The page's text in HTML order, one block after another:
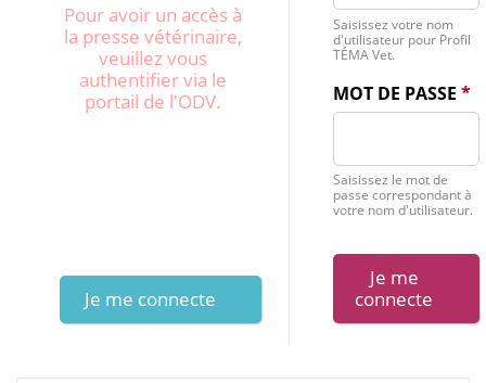
Pour avoir un accès à
la presse vétérinaire,
veuillez vous
authentifier via le
portail de l'ODV.
Je me connecte
Saisissez votre nom
d'utilisateur pour Profil
TÉMA Vet.
MOT DE PASSE *
Saisissez le mot de
passe correspondant à
votre nom d'utilisateur.